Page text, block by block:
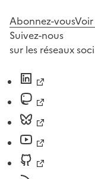
Abonnez-vous
Suivez-nous
sur les réseaux